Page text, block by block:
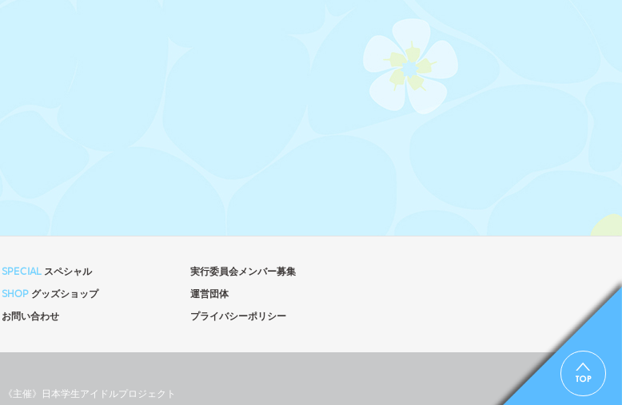
SPECIAL スペシャル
SHOP グッズショップ
お問い合わせ
実行委員会メンバー募集
運営団体
プライバシーポリシー
《主催》⽇本学⽣アイドルプロジェクト